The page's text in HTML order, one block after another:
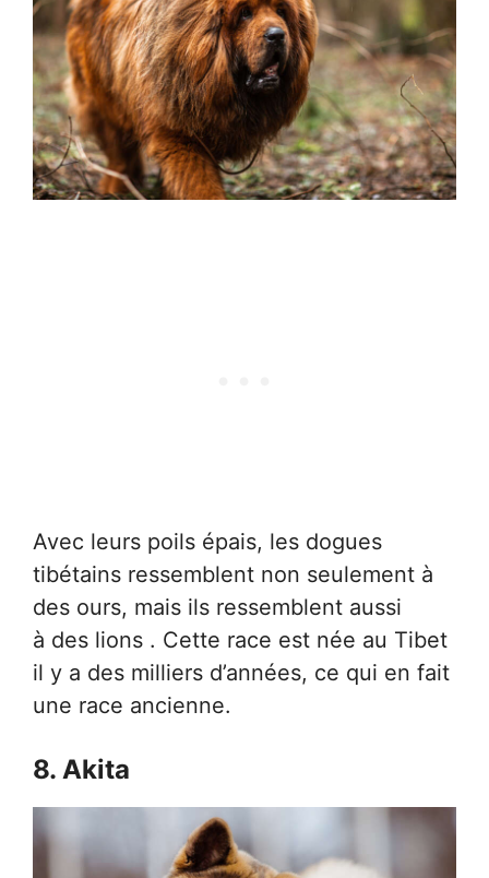
Avec leurs poils épais, les dogues
tibétains ressemblent non seulement à
des ours, mais ils ressemblent aussi
à des lions . Cette race est née au Tibet
il y a des milliers d’années, ce qui en fait
une race ancienne.
8. Akita